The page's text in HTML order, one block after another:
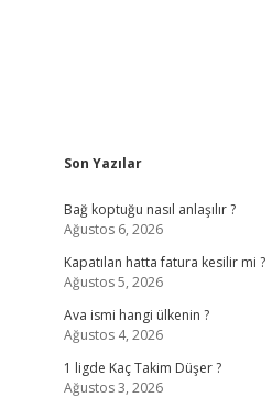
Sidebar
Son Yazılar
Bağ koptuğu nasıl anlaşılır ?
Ağustos 6, 2026
Kapatılan hatta fatura kesilir mi ?
Ağustos 5, 2026
Ava ismi hangi ülkenin ?
Ağustos 4, 2026
1 ligde Kaç Takim Düşer ?
Ağustos 3, 2026